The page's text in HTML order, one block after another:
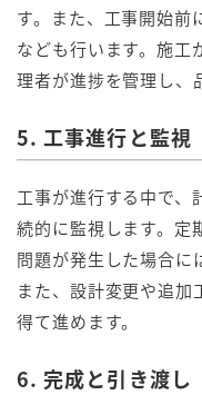
す。また、工事開始前
なども行います。施工
理者が進捗を管理し、
5. 工事進行と監視
工事が進行する中で、
続的に監視します。定
問題が発生した場合に
また、設計変更や追加
得て進めます。
6. 完成と引き渡し